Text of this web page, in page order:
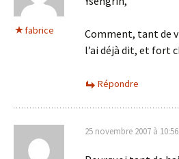
fabrice
Comment, tant de
l’ai déjà dit, et fort
Répondre
25 novembre 2007 à